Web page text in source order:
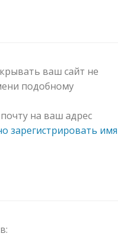
ваш сайт не
подобному
на ваш адрес
зарегистрировать имя